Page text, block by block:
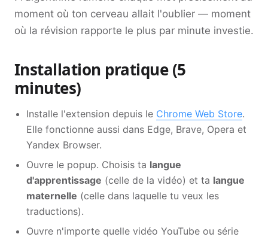
moment où ton cerveau allait l'oublier — moment
où la révision rapporte le plus par minute investie.
Installation pratique (5
minutes)
Installe l'extension depuis le Chrome Web Store.
Elle fonctionne aussi dans Edge, Brave, Opera et
Yandex Browser.
Ouvre le popup. Choisis ta langue
d'apprentissage (celle de la vidéo) et ta langue
maternelle (celle dans laquelle tu veux les
traductions).
Ouvre n'importe quelle vidéo YouTube ou série